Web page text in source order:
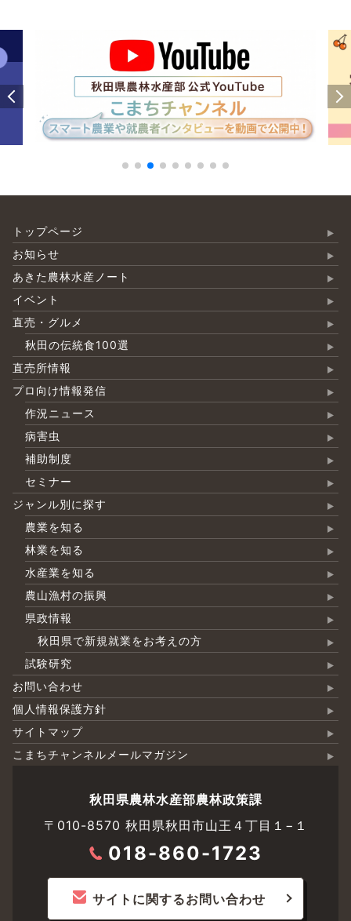
トップページ
お知らせ
あきた農林水産ノート
イベント
直売・グルメ
秋田の伝統食100選
直売所情報
プロ向け情報発信
作況ニュース
病害虫
補助制度
セミナー
ジャンル別に探す
農業を知る
林業を知る
水産業を知る
農山漁村の振興
県政情報
秋田県で新規就業をお考えの方
試験研究
お問い合わせ
個人情報保護方針
サイトマップ
こまちチャンネルメールマガジン
秋田県農林水産部農林政策課
〒010-8570 秋田県秋田市山王４丁目１−１
018-860-1723
サイトに関するお問い合わせ